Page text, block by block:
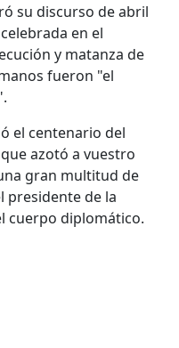
su discurso de abril
en el
y matanza de
fueron "el
el centenario del
azotó a vuestro
gran multitud de
presidente de la
cuerpo diplomático.